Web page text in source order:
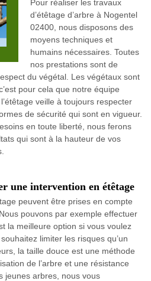
Pour réaliser les travaux
d’étêtage d’arbre à Nogentel
02400, nous disposons des
moyens techniques et
humains nécessaires. Toutes
nos prestations sont de
du végétal. Les végétaux sont
pour cela que notre équipe
veille à toujours respecter
de sécurité qui sont en vigueur.
en toute liberté, nous ferons
qui sont à la hauteur de vos
une intervention en étêtage
peuvent être prises en compte
pouvons par exemple effectuer
la meilleure option si vous voulez
limiter les risques qu’un
la taille douce est une méthode
de l’arbre et une résistance
jeunes arbres, nous vous